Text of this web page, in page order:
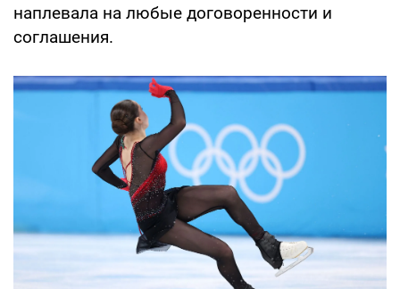
наплевала на любые договоренности и
соглашения.